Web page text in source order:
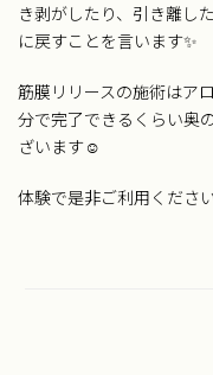
き剥がしたり、引き離し
に戻すことを言います✨
筋膜リリースの施術はア
分で完了できるくらい奥
ざいます☺︎
体験で是非ご利用くださ